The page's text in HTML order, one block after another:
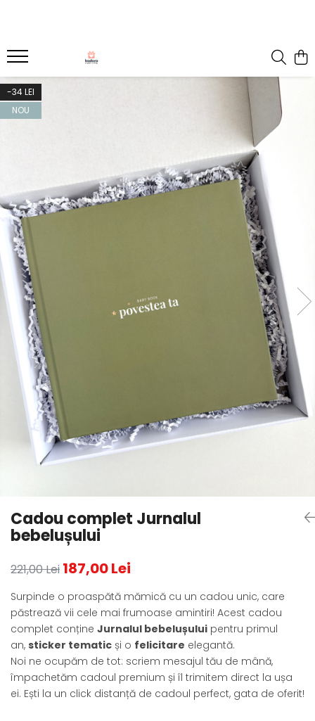
-34 LEI
NOU
Cadou complet Jurnalul
bebelușului
221,00 Lei 187,00 Lei
Surpinde o proaspătă mămică cu un cadou unic, care
păstrează vii cele mai frumoase amintiri! Acest cadou
complet conține Jurnalul bebelușului pentru primul
an, sticker tematic și o felicitare elegantă.
Noi ne ocupăm de tot: scriem mesajul tău de mână,
împachetăm cadoul premium și îl trimitem direct la ușa
ei. Ești la un click distanță de cadoul perfect, gata de oferit!